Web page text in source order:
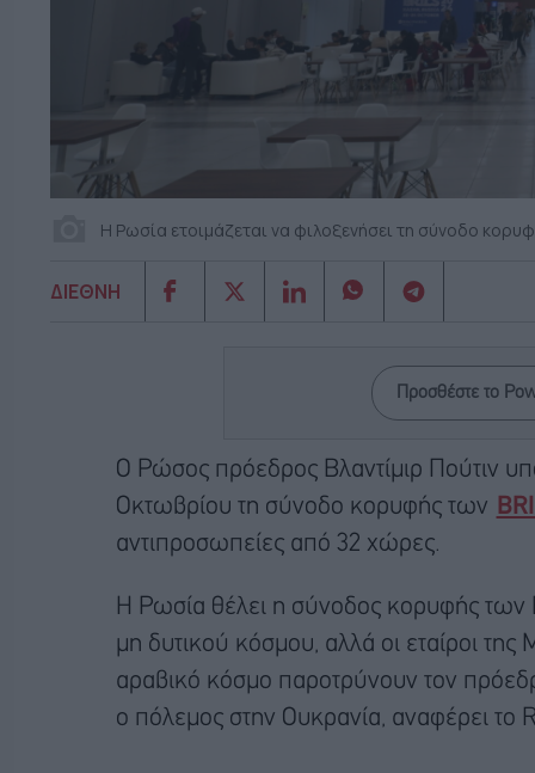
Η Ρωσία ετοιμάζεται να φιλοξενήσει τη σύνοδο
ΔΙΕΘΝΗ
Προσθέστε το
Ο Ρώσος πρόεδρος Βλαντίμιρ Πούτιν
Οκτωβρίου τη σύνοδο κορυφής των
αντιπροσωπείες από 32 χώρες.
Η Ρωσία θέλει η σύνοδος κορυφής των
μη δυτικού κόσμου, αλλά οι εταίροι της
αραβικό κόσμο παροτρύνουν τον
ο πόλεμος στην Ουκρανία, αναφέρει το